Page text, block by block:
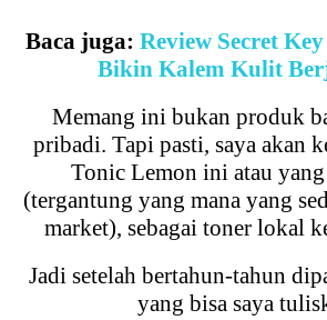
Baca juga: Review Secret
Bikin Kalem Kulit
Memang ini bukan produk
pribadi. Tapi pasti, saya akan
Tonic Lemon ini atau yang
(tergantung yang mana yang
market), sebagai toner lokal
Jadi setelah bertahun-tahun
yang bisa saya